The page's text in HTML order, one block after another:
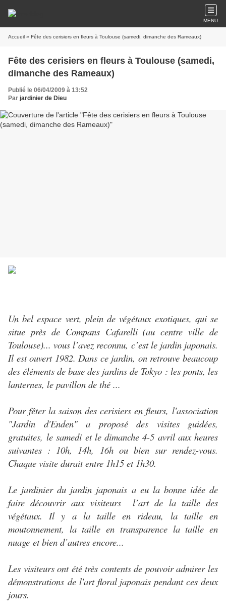
MENU
Accueil » Fête des cerisiers en fleurs à Toulouse (samedi, dimanche des Rameaux)
Fête des cerisiers en fleurs à Toulouse (samedi,
dimanche des Rameaux)
Publié le 06/04/2009 à 13:52
Par jardinier de Dieu
Un bel espace vert, plein de végétaux exotiques, qui se
situe près de Compans Cafarelli (au centre ville de
Toulouse)... vous l’avez reconnu, c’est le jardin japonais.
Il est ouvert 1982. Dans ce jardin, on retrouve beaucoup
des éléments de base des jardins de Tokyo : les ponts, les
lanternes, le pavillon de thé ...
Pour fêter la saison des cerisiers en fleurs, l'association
"Jardin d'Enden" a proposé des visites guidées,
gratuites, le samedi et le dimanche 4-5 avril aux heures
suivantes : 10h, 14h, 16h ou bien sur rendez-vous.
Chaque visite durait entre 1h15 et 1h30.
Le jardinier du jardin japonais a eu la bonne idée de
faire découvrir aux visiteurs l’art de la taille des
végétaux. Il y a la taille en rideau, la taille en
moutonnement, la taille en transparence la taille en
nuage et bien d’autres encore...
Les visiteurs ont été très contents de pouvoir admirer les
démonstrations de l'art floral japonais pendant ces deux
jours.